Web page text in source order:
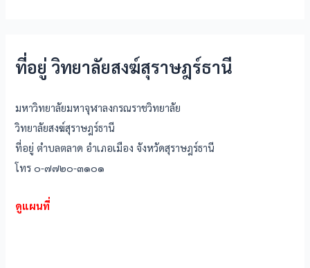
ที่อยู่ วิทยาลัยสงฆ์สุราษฎร์ธานี
มหาวิทยาลัยมหาจุฬาลงกรณราชวิทยาลัย
วิทยาลัยสงฆ์สุราษฎร์ธานี
ที่อยู่ ตำบลตลาด อำเภอเมือง จังหวัดสุราษฎร์ธานี
โทร ๐-๗๗๒๐-๓๑๐๑
ดูแผนที่